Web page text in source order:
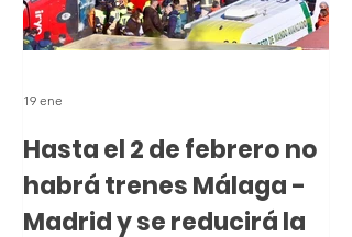
Hasta el 2 de febrero no
habrá trenes Málaga -
Madrid y se reducirá la
19 ene